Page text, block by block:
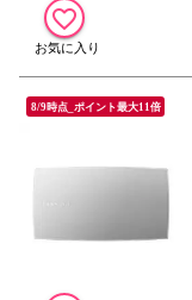
8/9時点_ポイント最大11倍